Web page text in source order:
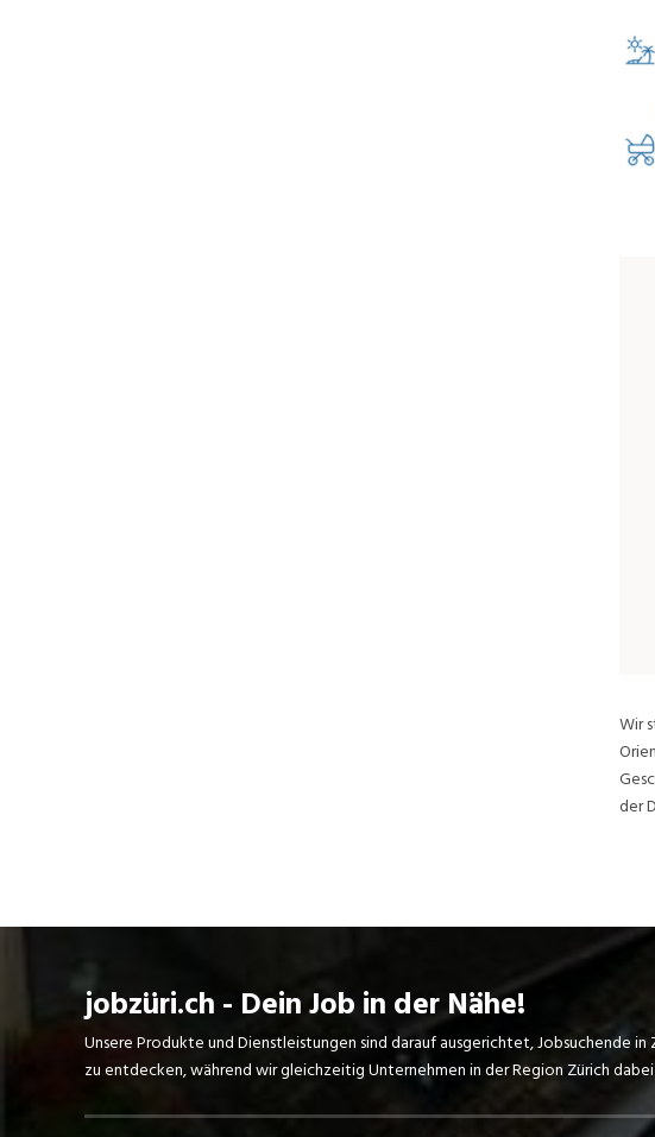
Wir
der
jobzüri.ch - Dein Job in der Nähe!
Unsere Produkte und Dienstleistungen sind darauf ausgerichtet,
zu entdecken, während wir gleichzeitig Unternehmen in der Region Zürich